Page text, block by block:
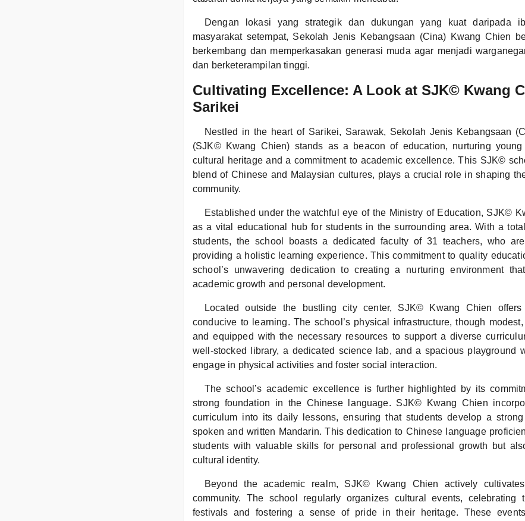
Dengan lokasi yang strategik dan dukungan yang kuat daripada
masyarakat setempat, Sekolah Jenis Kebangsaan (Cina) Kwang Chien
berkembang dan memperkasakan generasi muda agar menjadi
dan berketerampilan tinggi.
Cultivating Excellence: A Look at SJK© Kwang
Sarikei
Nestled in the heart of Sarikei, Sarawak, Sekolah Jenis Kebangsaan
(SJK© Kwang Chien) stands as a beacon of education, nurturing
cultural heritage and a commitment to academic excellence. This SJK©
blend of Chinese and Malaysian cultures, plays a crucial role in shaping
community.
Established under the watchful eye of the Ministry of Education, SJK©
as a vital educational hub for students in the surrounding area. With a
students, the school boasts a dedicated faculty of 31 teachers, who
providing a holistic learning experience. This commitment to quality
school’s unwavering dedication to creating a nurturing environment
academic growth and personal development.
Located outside the bustling city center, SJK© Kwang Chien
conducive to learning. The school’s physical infrastructure, though
and equipped with the necessary resources to support a diverse
well-stocked library, a dedicated science lab, and a spacious playground
engage in physical activities and foster social interaction.
The school’s academic excellence is further highlighted by its
strong foundation in the Chinese language. SJK© Kwang Chien
curriculum into its daily lessons, ensuring that students develop a
spoken and written Mandarin. This dedication to Chinese language
students with valuable skills for personal and professional growth but
cultural identity.
Beyond the academic realm, SJK© Kwang Chien actively
community. The school regularly organizes cultural events, celebrating
festivals and fostering a sense of pride in their heritage. These